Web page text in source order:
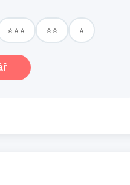
⭐⭐⭐ ⭐⭐ ⭐